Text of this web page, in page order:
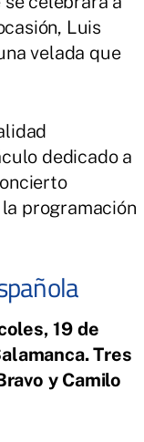
Luis
velada que
dedicado a
programación
19 de
Tres
y Camilo